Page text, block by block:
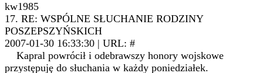
kw1985
17. RE: WSPÓLNE SŁUCHANIE RODZINY
POSZEPSZYŃSKICH
2007-01-30 16:33:30 | URL: #
Kapral powrócił i odebrawszy honory wojskowe
przystępuję do słuchania w każdy poniedziałek.